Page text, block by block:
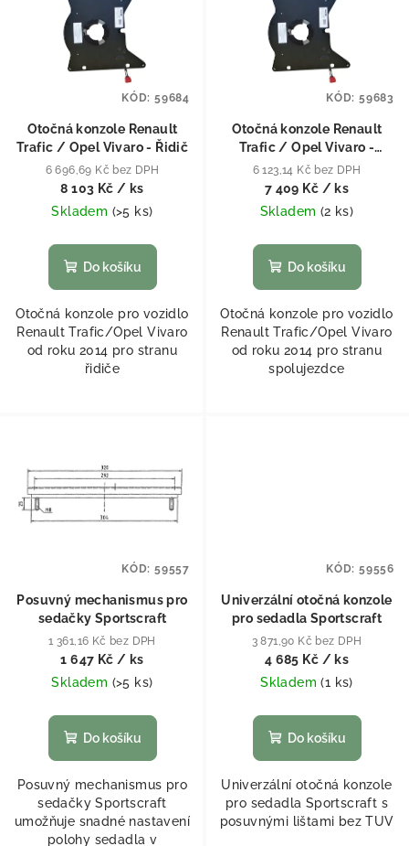
Otočná konzole Renault
Trafic / Opel Vivaro - Řidič
6 696,69 Kč bez DPH
8 103 Kč / ks
Skladem (>5 ks)
Do košíku
Otočná konzole pro vozidlo
Renault Trafic/Opel Vivaro
od roku 2014 pro stranu
řidiče
KÓD: 59684
Otočná konzole Renault
Trafic / Opel Vivaro -
Spolujezdec
6 123,14 Kč bez DPH
7 409 Kč / ks
Skladem (2 ks)
Do košíku
Otočná konzole pro vozidlo
Renault Trafic/Opel Vivaro
od roku 2014 pro stranu
spolujezdce
KÓD: 59683
Posuvný mechanismus pro
sedačky Sportscraft
1 361,16 Kč bez DPH
1 647 Kč / ks
Skladem (>5 ks)
Do košíku
Posuvný mechanismus pro
sedačky Sportscraft
umožňuje snadné nastavení
polohy sedadla v
KÓD: 59557
Univerzální otočná konzole
pro sedadla Sportscraft
3 871,90 Kč bez DPH
4 685 Kč / ks
Skladem(1 ks)
Do košíku
Univerzální otočná konzole
pro sedadla Sportscraft s
posuvnými lištami bez TUV
KÓD: 59556